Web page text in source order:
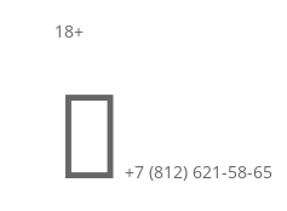
18+
 +7 (812) 621-58-65